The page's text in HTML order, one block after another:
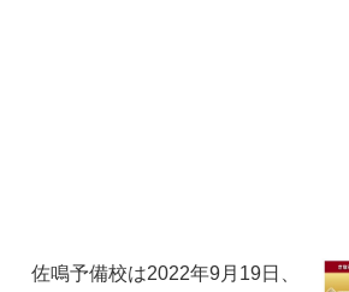
佐鳴予備校は2022年9月19日、